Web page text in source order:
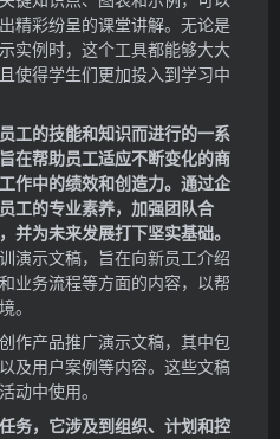
精彩纷呈的课堂讲解。无论是
实例时，这个工具都能够大大
使得学生们更加投入到学习中
工的技能和知识而进行的一系
在帮助员工适应不断变化的商
作中的绩效和创造力。通过企
工的专业素养，加强团队合
并为未来发展打下坚实基础。
演示文稿，旨在向新员工介绍
业务流程等方面的内容，以帮
。
作产品推广演示文稿，其中包
及用户案例等内容。这些文稿
动中使用。
务，它涉及到组织、计划和控